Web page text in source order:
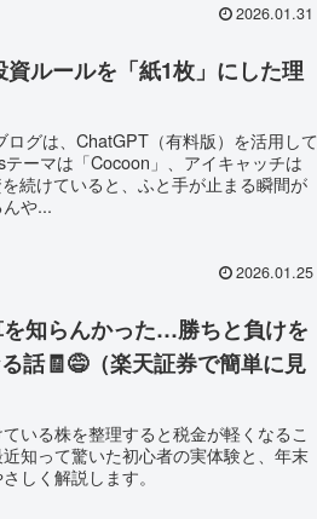
2026.01.31
資ルールを「紙1枚」にした理
ログは、ChatGPT（有料版）を活用して
ーマは「Cocoon」、アイキャッチは
続けていると、ふと手が止まる瞬間が
や...
2026.01.25
知らんかった…勝ちと負けを
話🧾😅（楽天証券で簡単に見
いる株を整理すると税金が軽くなるこ
知って驚いた初心者の実体験と、年末
しく解説します。